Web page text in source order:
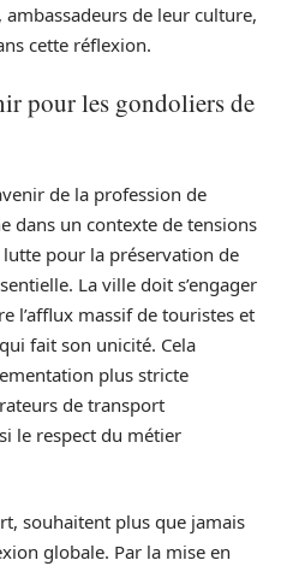
de leur culture,
cette réflexion.
pour les gondoliers de
de la profession de
dans un contexte de tensions
lutte pour la préservation de
La ville doit s’engager
l’afflux massif de touristes et
fait son unicité. Cela
plus stricte
de transport
le respect du métier
souhaitent plus que jamais
globale. Par la mise en